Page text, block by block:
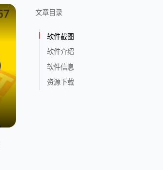
文章目录
软件截图
软件介绍
软件信息
资源下载